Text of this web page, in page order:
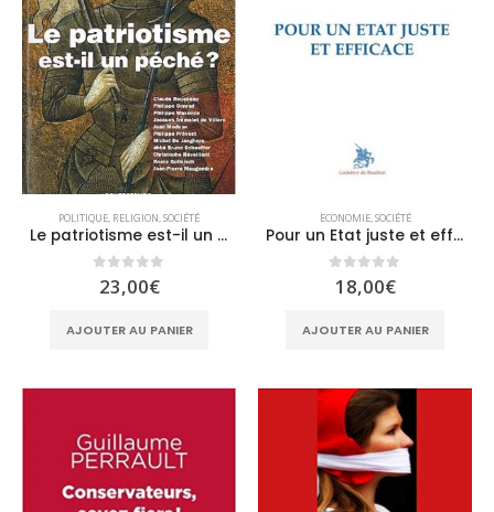
POLITIQUE, RELIGION,SOCIÉTÉ
Le patriotisme est-il un péché ?
0sur 5
23,00€
AJOUTER AU PANIER
ECONOMIE,SOCIÉTÉ
Pour un Etat juste et efficace
0sur 5
18,00€
AJOUTER AU PANIER